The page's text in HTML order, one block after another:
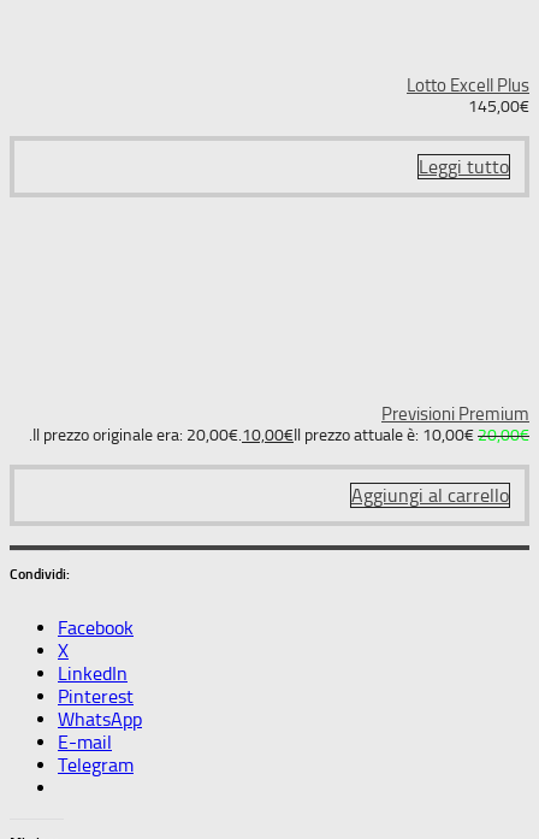
Lotto Excell Plus
145,00€
Leggi tutto
Previsioni Premium
20,00€
Il prezzo originale era: 20,00€.10,00€Il prezzo attuale è: 10,00€.
Aggiungi al carrello
Condividi:
Facebook
X
LinkedIn
Pinterest
WhatsApp
E-mail
Telegram